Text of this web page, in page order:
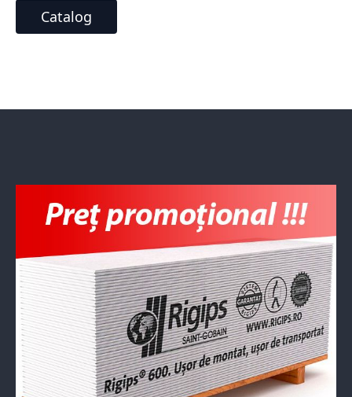
Catalog